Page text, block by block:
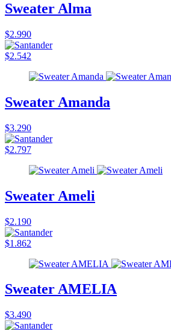
Sweater Alma
$2.990
$2.542
Sweater Amanda
$3.290
$2.797
Sweater Ameli
$2.190
$1.862
Sweater AMELIA
$3.490